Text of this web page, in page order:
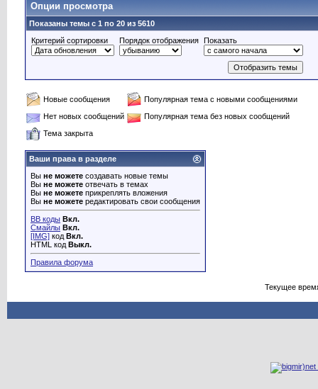
Опции просмотра
Показаны темы с 1 по 20 из 5610
Критерий сортировки
Порядок отображения Показать
Новые сообщения
Популярная тема с новыми сообщениями
Нет новых сообщений
Популярная тема без новых сообщений
Тема закрыта
Ваши права в разделе
Вы не можете создавать новые темы
Вы не можете отвечать в темах
Вы не можете прикреплять вложения
Вы не можете редактировать свои сообщения
BB коды Вкл.
Смайлы Вкл.
[IMG] код Вкл.
HTML код Выкл.
Правила форума
Текущее